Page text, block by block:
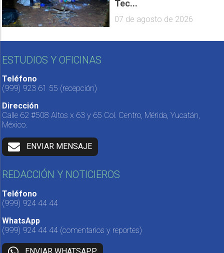
Tec...
07 de agosto de 2026
ESTUDIOS Y OFICINAS
Teléfono
(999) 923 61 55 (recepción)
Dirección
Calle 62 #508 Altos x 63 y 65 Col. Centro, Mérida, Yucatán,
México.
ENVIAR MENSAJE
REDACCIÓN Y NOTICIEROS
Teléfono
(999) 924 44 44
WhatsApp
(999) 924 44 44 (comentarios y reportes)